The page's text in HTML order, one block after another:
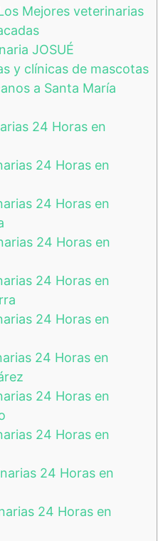
Mejores veterinarias
JOSUÉ
y clínicas de mascotas
a Santa María
24 Horas en
24 Horas en
24 Horas en
24 Horas en
24 Horas en
24 Horas en
24 Horas en
24 Horas en
24 Horas en
24 Horas en
24 Horas en